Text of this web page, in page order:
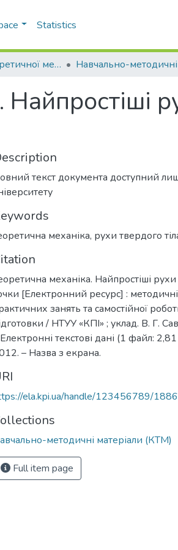
Statistics
Кафедра теоретичної механіки
текст документа доступний
механіка, рухи твердого
механіка. Найпростіші
[Електронний ресурс] :
занять та самостійної
/ НТУУ «КПІ» ; уклад. В. Г.
текстові дані (1 файл:
– Назва з екрана.
ela.kpi.ua/handle/123456789/1886
методичні матеріали (КТМ)
Full item page